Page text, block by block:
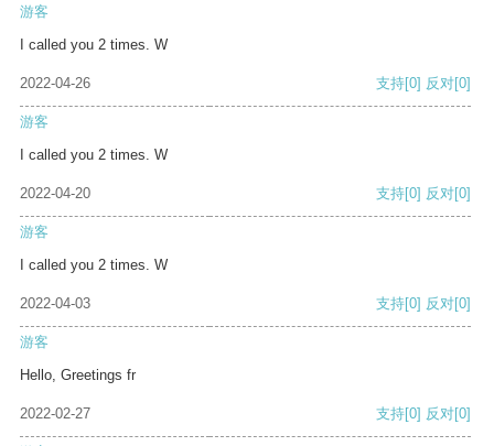
游客
I called you 2 times. W
2022-04-26 支持[0] 反对[0]
游客
I called you 2 times. W
2022-04-20 支持[0] 反对[0]
游客
I called you 2 times. W
2022-04-03 支持[0] 反对[0]
游客
Hello, Greetings fr
2022-02-27 支持[0] 反对[0]